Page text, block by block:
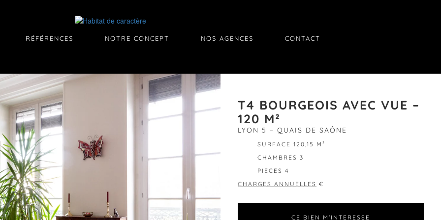
RÉFÉRENCES NOTRE CONCEPT NOS AGENCES CONTACT
T4 BOURGEOIS AVEC VUE –
120 M²
LYON 5 – QUAIS DE SAÔNE
SURFACE 120,15 M²
CHAMBRES 3
PIECES 4
CHARGES ANNUELLES €
CE BIEN M'INTERESSE